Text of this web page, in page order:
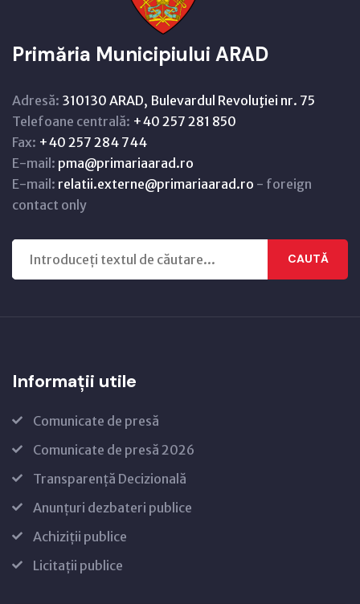
Primăria Municipiului ARAD
Adresă: 310130 ARAD, Bulevardul Revoluţiei nr. 75
Telefoane centrală: +40 257 281 850
Fax: +40 257 284 744
E-mail: pma@primariaarad.ro
E-mail: relatii.externe@primariaarad.ro - foreign
contact only
CAUTĂ
Informații utile
Comunicate de presă
Comunicate de presă 2026
Transparență Decizională
Anunțuri dezbateri publice
Achiziții publice
Licitații publice